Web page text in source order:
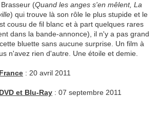
(Quand les anges s'en mêlent, La
) qui trouve là son rôle le plus stupide et le
cousu de fil blanc et à part quelques rares
dans la bande-annonce), il n'y a pas grand
bluette sans aucune surprise. Un film à
n'avez rien d'autre. Une étoile et demie.
: 20 avril 2011
et Blu-Ray : 07 septembre 2011